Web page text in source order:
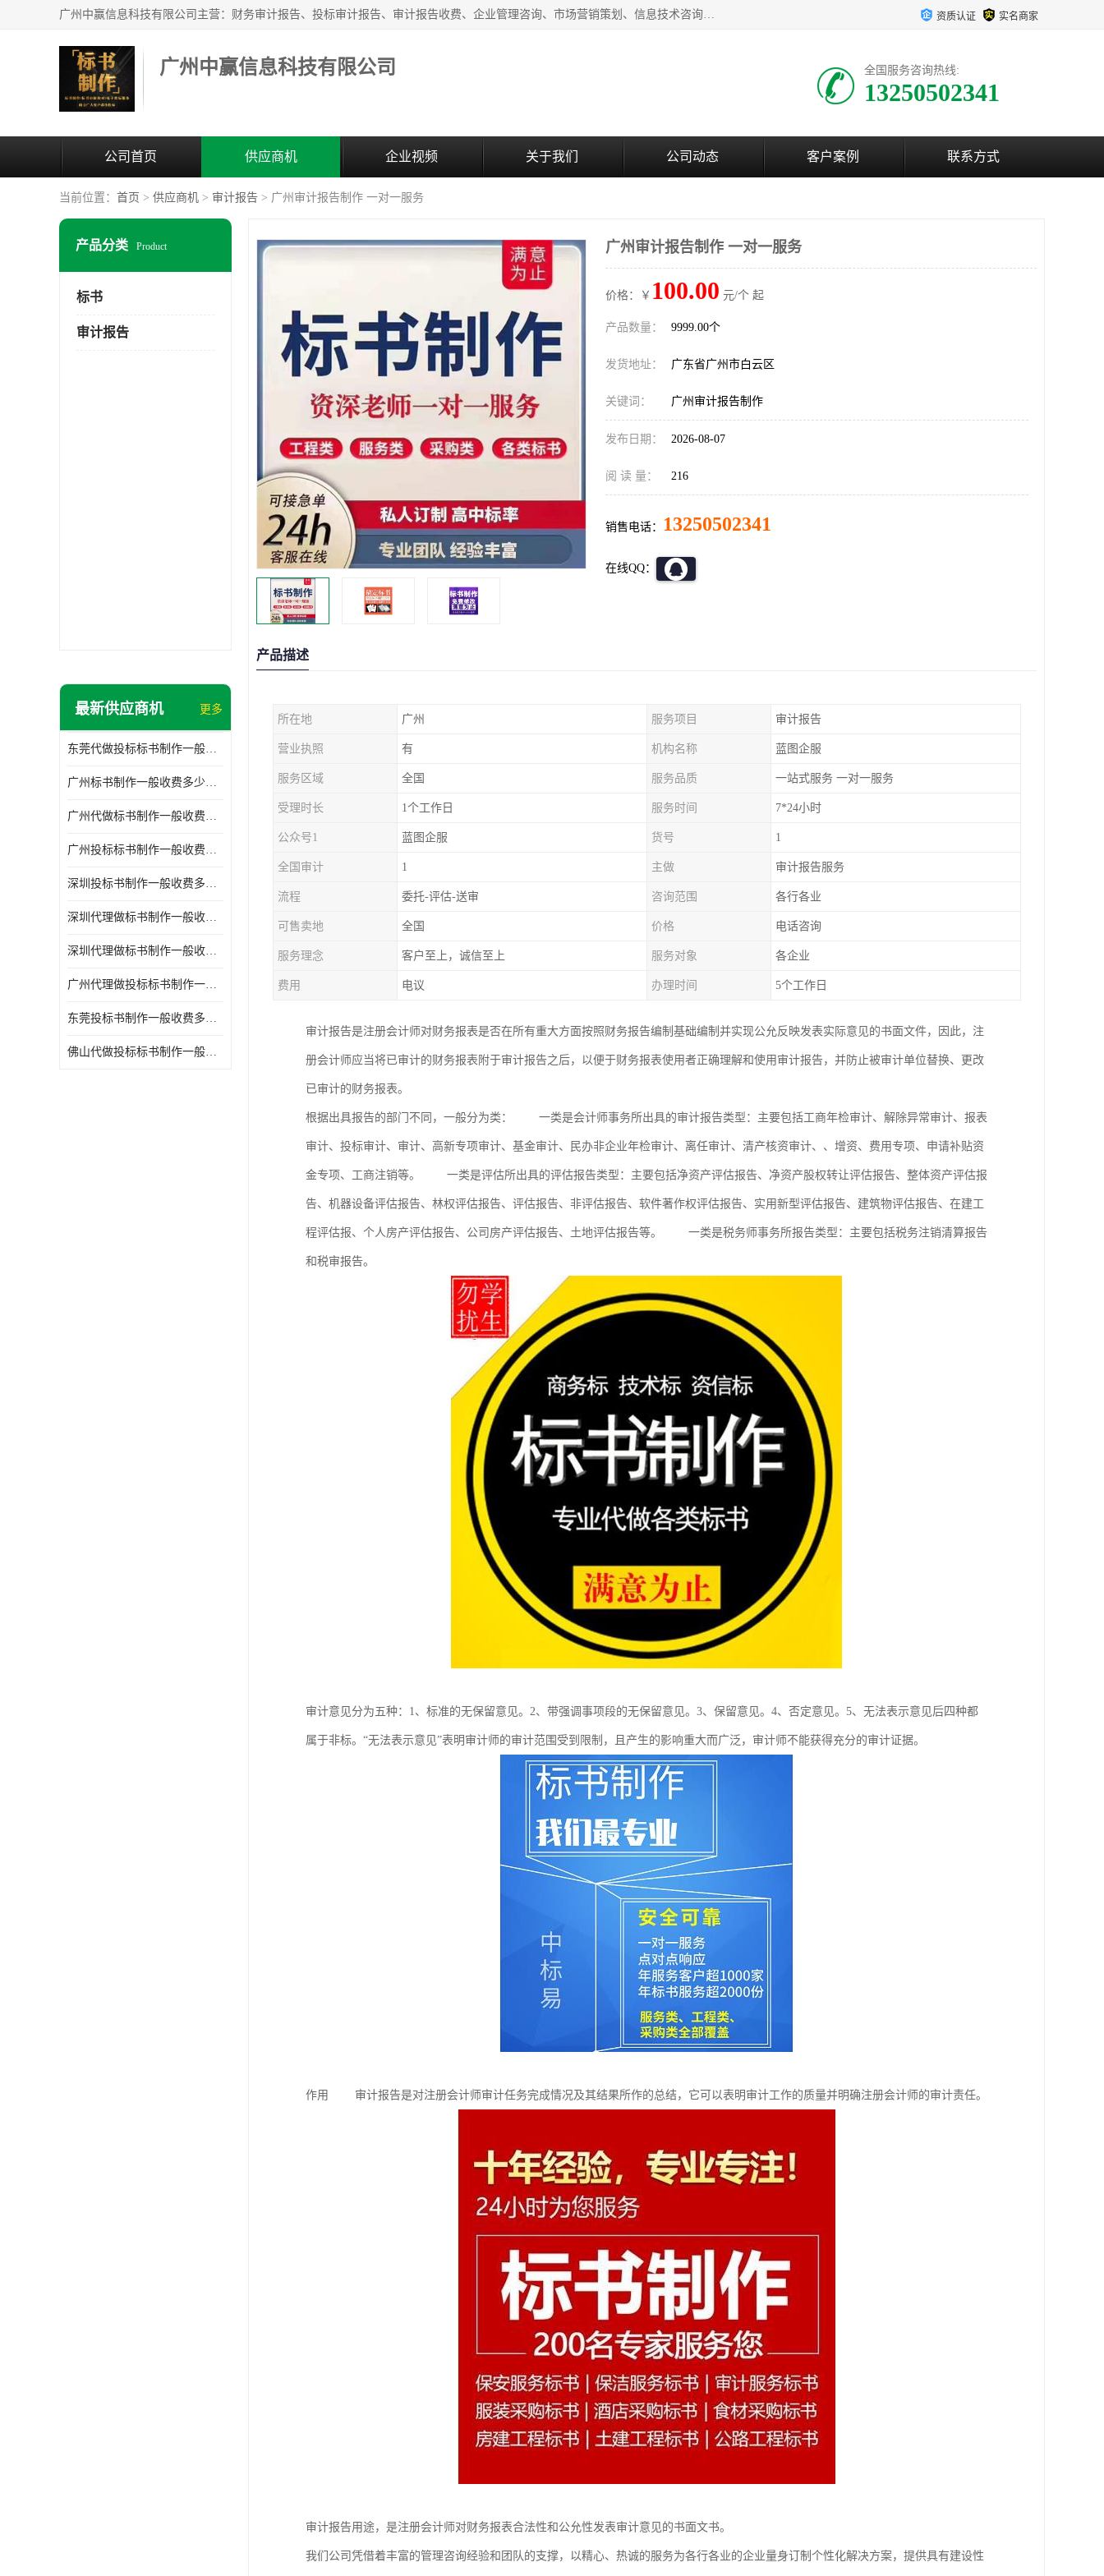
广州中赢信息科技有限公司主营：财务审计报告、投标审计报告、审计报告收费、企业管理咨询、市场营销策划、信息技术咨询服务、广告制作、会议及展览服务、软件开发 资质认证 实名商家
广州中赢信息科技有限公司 全国服务咨询热线:
13250502341
公司首页 供应商机 企业视频 关于我们 公司动态 客户案例 联系方式
当前位置： 首页 > 供应商机 > 审计报告 > 广州审计报告制作 一对一服务
产品分类 Product
标书
审计报告
最新供应商机 更多
东莞代做投标标书制作一般收费多少钱 服务好
广州标书制作一般收费多少钱 周期快
广州代做标书制作一般收费多少钱 经验丰富
广州投标标书制作一般收费多少钱 一对一服务
深圳投标书制作一般收费多少钱 代写各类工程
深圳代理做标书制作一般收费多少钱 满足客户需求
深圳代理做标书制作一般收费多少钱 诚信合作
广州代理做投标标书制作一般收费多少钱 满足客户需求
东莞投标书制作一般收费多少钱 服务好
佛山代做投标标书制作一般收费多少钱 经验丰富
广州审计报告制作 一对一服务
价格：￥ 100.00 元/个 起
产品数量： 9999.00个
发货地址： 广东省广州市白云区
关键词： 广州审计报告制作
发布日期： 2026-08-07
阅 读 量： 216
销售电话： 13250502341
在线QQ：
产品描述
所在地 广州 服务项目 审计报告
营业执照 有 机构名称 蓝图企服
服务区域 全国 服务品质 一站式服务 一对一服务
受理时长 1个工作日 服务时间 7*24小时
公众号1 蓝图企服 货号 1
全国审计 1 主做 审计报告服务
流程 委托-评估-送审 咨询范围 各行各业
可售卖地 全国 价格 电话咨询
服务理念 客户至上，诚信至上 服务对象 各企业
费用 电议 办理时间 5个工作日
审计报告是注册会计师对财务报表是否在所有重大方面按照财务报告编制基础编制并实现公允反映发表实际意见的书面文件，因此，注
册会计师应当将已审计的财务报表附于审计报告之后，以便于财务报表使用者正确理解和使用审计报告，并防止被审计单位替换、更改
已审计的财务报表。
根据出具报告的部门不同，一般分为类： 一类是会计师事务所出具的审计报告类型：主要包括工商年检审计、解除异常审计、报表
审计、投标审计、审计、高新专项审计、基金审计、民办非企业年检审计、离任审计、清产核资审计、、增资、费用专项、申请补贴资
金专项、工商注销等。 一类是评估所出具的评估报告类型：主要包括净资产评估报告、净资产股权转让评估报告、整体资产评估报
告、机器设备评估报告、林权评估报告、评估报告、非评估报告、软件著作权评估报告、实用新型评估报告、建筑物评估报告、在建工
程评估报、个人房产评估报告、公司房产评估报告、土地评估报告等。 一类是税务师事务所报告类型：主要包括税务注销清算报告
和税审报告。
审计意见分为五种：1、标准的无保留意见。2、带强调事项段的无保留意见。3、保留意见。4、否定意见。5、无法表示意见后四种都
属于非标。“无法表示意见”表明审计师的审计范围受到限制，且产生的影响重大而广泛，审计师不能获得充分的审计证据。
作用 审计报告是对注册会计师审计任务完成情况及其结果所作的总结，它可以表明审计工作的质量并明确注册会计师的审计责任。
审计报告用途，是注册会计师对财务报表合法性和公允性发表审计意见的书面文书。
我们公司凭借着丰富的管理咨询经验和团队的支撑，以精心、热诚的服务为各行各业的企业量身订制个性化解决方案，提供具有建设性